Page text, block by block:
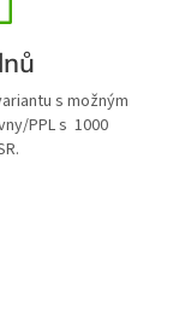
s možným
PPL s 1000